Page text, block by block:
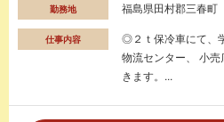
勤務地 福島県田村郡三春町
仕事内容
◎２ｔ保冷車にて、
物流センター、 小
きます。...